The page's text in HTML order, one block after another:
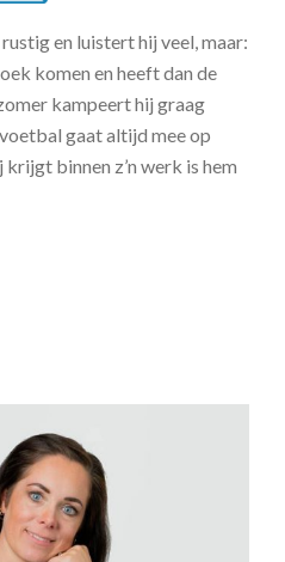
en luistert hij veel, maar:
komen en heeft dan de
kampeert hij graag
voetbal gaat altijd mee op
binnen z’n werk is hem